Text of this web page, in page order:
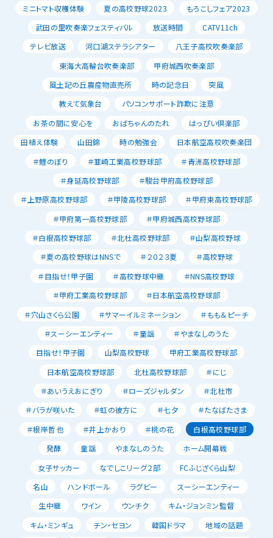
ミニトマト収穫体験
夏の高校野球2023
もろこしフェア2023
武田の里吹奏楽フェスティバル
放送時間
CATV11ch
テレビ放送
河口湖ステラシアター
八王子高校吹奏楽部
東海大高輪台吹奏楽部
甲府城西吹奏楽部
風土記の丘農産物直売所
時の記念日
突風
教えて気象台
パソコンサポート詐欺に注意
お茶の間に安心を
おばちゃんのたれ
はっぴい倶楽部
田植え体験
山田錦 時の勉強会
日本航空高校吹奏楽団
＃鯉のぼり
＃韮崎工業高校野球部
＃青洲高校野球部
＃身延高校野球部
＃駿台甲府高校野球部
＃上野原高校野球部
＃甲陵高校野球部
＃甲府東高校野球部
＃甲府第一高校野球部
＃甲府城西高校野球部
＃白根高校野球部
＃北杜高校野球部
＃山梨高校野球
＃夏の高校野球はNNSで
＃２０２３夏
＃高校野球
＃目指せ！甲子園
＃高校野球中継
＃NNS高校野球
＃甲府工業高校野球部
＃日本航空高校野球部
＃穴山さくら公園
＃サマーイルミネーション
＃もも＆ピーチ
＃スーシーエンティー
＃童謡
＃やまなしのうた
目指せ！甲子園
山梨高校野球
甲府工業高校野球部
日本航空高校野球部
北杜高校野球部
＃にじ
＃あいうえおにぎり
＃ローズジャルダン
＃北杜市
＃バラが咲いた
＃虹の彼方に ＃七夕
＃たなばたさま
＃根岸哲也
＃井上かおり ＃桃の花
白根高校野球部
発酵
童謡 やまなしのうた
ホーム開幕戦
女子サッカー
なでしこリーグ２部
FCふじざくら山梨
名山
ハンドボール ラグビー
スーシーエンティー
生中継
ワイン ウンチク
キム・ジョンミン監督
キム・ミンギュ
チン・セヨン 韓国ドラマ
地域の話題